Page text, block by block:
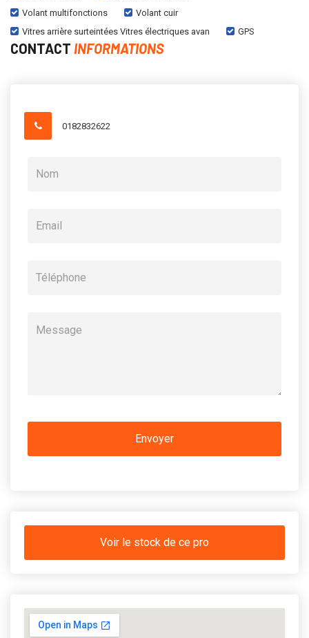
Volant multifonctions
Volant cuir
Vitres arrière surteintées Vitres électriques avan
GPS
CONTACT INFORMATIONS
0182832622
Voir le stock de ce pro